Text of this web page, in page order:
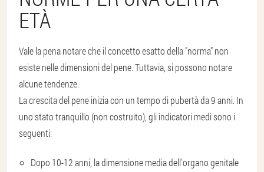
ETÀ
Vale la pena notare che il concetto esatto della "norma" non
esiste nelle dimensioni del pene. Tuttavia, si possono notare
alcune tendenze.
La crescita del pene inizia con un tempo di pubertà da 9 anni. In
uno stato tranquillo (non costruito), gli indicatori medi sono i
seguenti:
Dopo 10-12 anni, la dimensione media dell'organo genitale